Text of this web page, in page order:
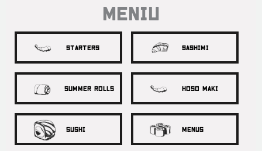
MENIU
Starters Sashimi
Summer Rolls Hoso maki
SUSHI Menus